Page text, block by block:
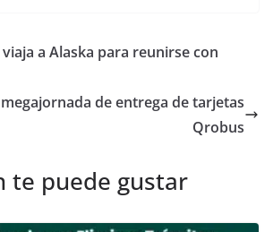
l s
p
y
n
gr
m
e
a Alaska para reunirse con
de entrega de tarjetas
Qrobus
te puede gustar